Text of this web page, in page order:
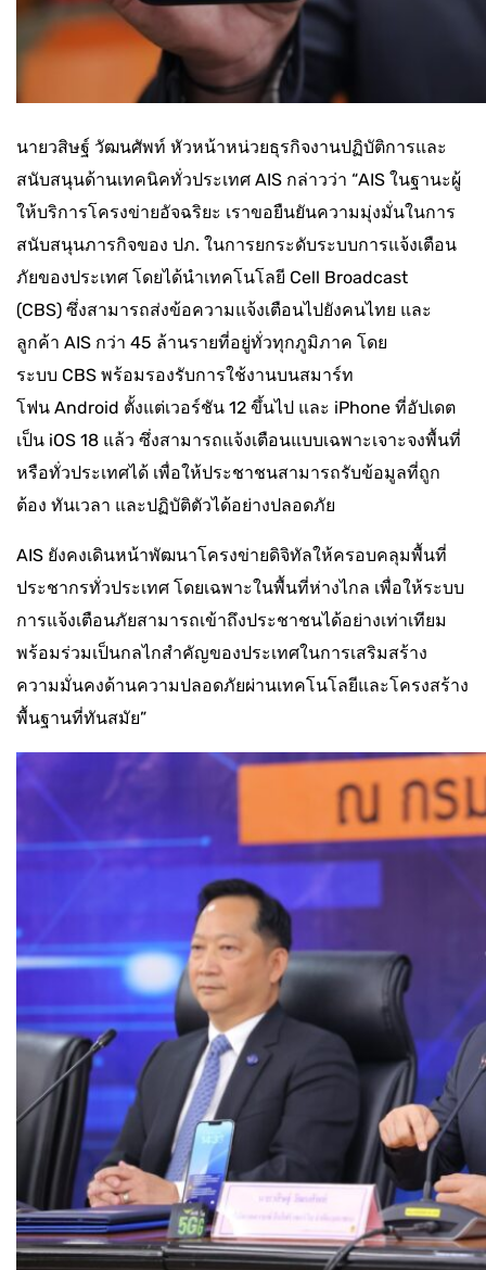
นายวสิษฐ์ วัฒนศัพท์ หัวหน้าหน่วยธุรกิจงานปฏิบัติการและ
สนับสนุนด้านเทคนิคทั่วประเทศ AIS กล่าวว่า “AIS ในฐานะผู้
ให้บริการโครงข่ายอัจฉริยะ เราขอยืนยันความมุ่งมั่นในการ
สนับสนุนภารกิจของ ปภ. ในการยกระดับระบบการแจ้งเตือน
ภัยของประเทศ โดยได้นำเทคโนโลยี Cell Broadcast
(CBS) ซึ่งสามารถส่งข้อความแจ้งเตือนไปยังคนไทย และ
ลูกค้า AIS กว่า 45 ล้านรายที่อยู่ทั่วทุกภูมิภาค โดย
ระบบ CBS พร้อมรองรับการใช้งานบนสมาร์ท
โฟน Android ตั้งแต่เวอร์ชัน 12 ขึ้นไป และ iPhone ที่อัปเดต
เป็น iOS 18 แล้ว ซึ่งสามารถแจ้งเตือนแบบเฉพาะเจาะจงพื้นที่
หรือทั่วประเทศได้ เพื่อให้ประชาชนสามารถรับข้อมูลที่ถูก
ต้อง ทันเวลา และปฏิบัติตัวได้อย่างปลอดภัย
AIS ยังคงเดินหน้าพัฒนาโครงข่ายดิจิทัลให้ครอบคลุมพื้นที่
ประชากรทั่วประเทศ โดยเฉพาะในพื้นที่ห่างไกล เพื่อให้ระบบ
การแจ้งเตือนภัยสามารถเข้าถึงประชาชนได้อย่างเท่าเทียม
พร้อมร่วมเป็นกลไกสำคัญของประเทศในการเสริมสร้าง
ความมั่นคงด้านความปลอดภัยผ่านเทคโนโลยีและโครงสร้าง
พื้นฐานที่ทันสมัย”